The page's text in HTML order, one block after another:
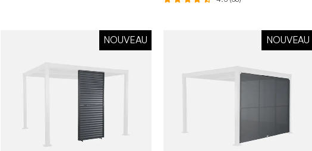
NOUVEAU NOUVEAU